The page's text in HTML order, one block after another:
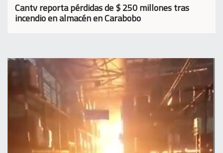
Cantv reporta pérdidas de $ 250 millones tras
incendio en almacén en Carabobo